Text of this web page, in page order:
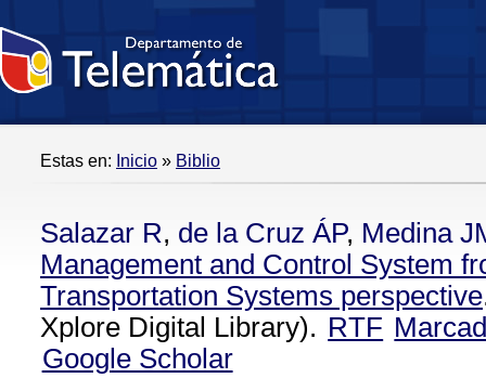
Estas en: Inicio » Biblio
Salazar R, de la Cruz ÁP, Medina
Management and Control System
Transportation Systems perspective
Xplore Digital Library). RTF
Google Scholar